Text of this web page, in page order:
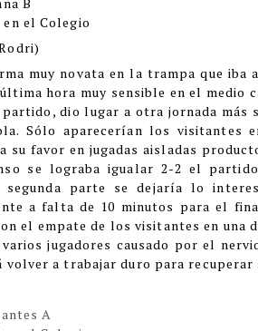
en el Colegio
muy novata en la trampa que
última hora muy sensible en el medio
dio lugar a otra jornada más
Sólo aparecerían los visitantes
su favor en jugadas aisladas
se lograba igualar 2-2 el
parte se dejaría lo
a falta de 10 minutos para el
el empate de los visitantes en una
jugadores causado por el
a trabajar duro para recuperar
A